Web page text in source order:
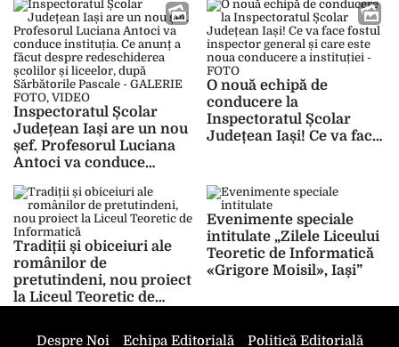
prima jumătate de milion
de euro! A construit
primul robot din banii de
alocație, iar acum
americanii au pus ochii
pe el și vor să îl fure! –
GALERIE FOTO
Inspectoratul Școlar
Județean Iași are un nou
șef. Profesorul Luciana
Antoci va conduce
făcut despre
redeschiderea școlilor și
liceelor, după Sărbătorile
Pascale – GALERIE
FOTO, VIDEO
O nouă echipă de
conducere la
Inspectoratul Școlar
Județean Iași! Ce va face
conducere a instituției –
FOTO
Tradiții și obiceiuri ale
românilor de
pretutindeni, nou proiect
la Liceul Teoretic de
Evenimente speciale
intitulate „Zilele Liceului
Teoretic de Informatică
«Grigore Moisil», Iași”
Despre Noi Echipa Editorială Politică Editorială